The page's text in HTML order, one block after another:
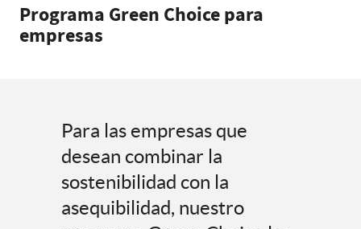
Programa Green Choice para
empresas
Para las empresas que
desean combinar la
sostenibilidad con la
asequibilidad, nuestro